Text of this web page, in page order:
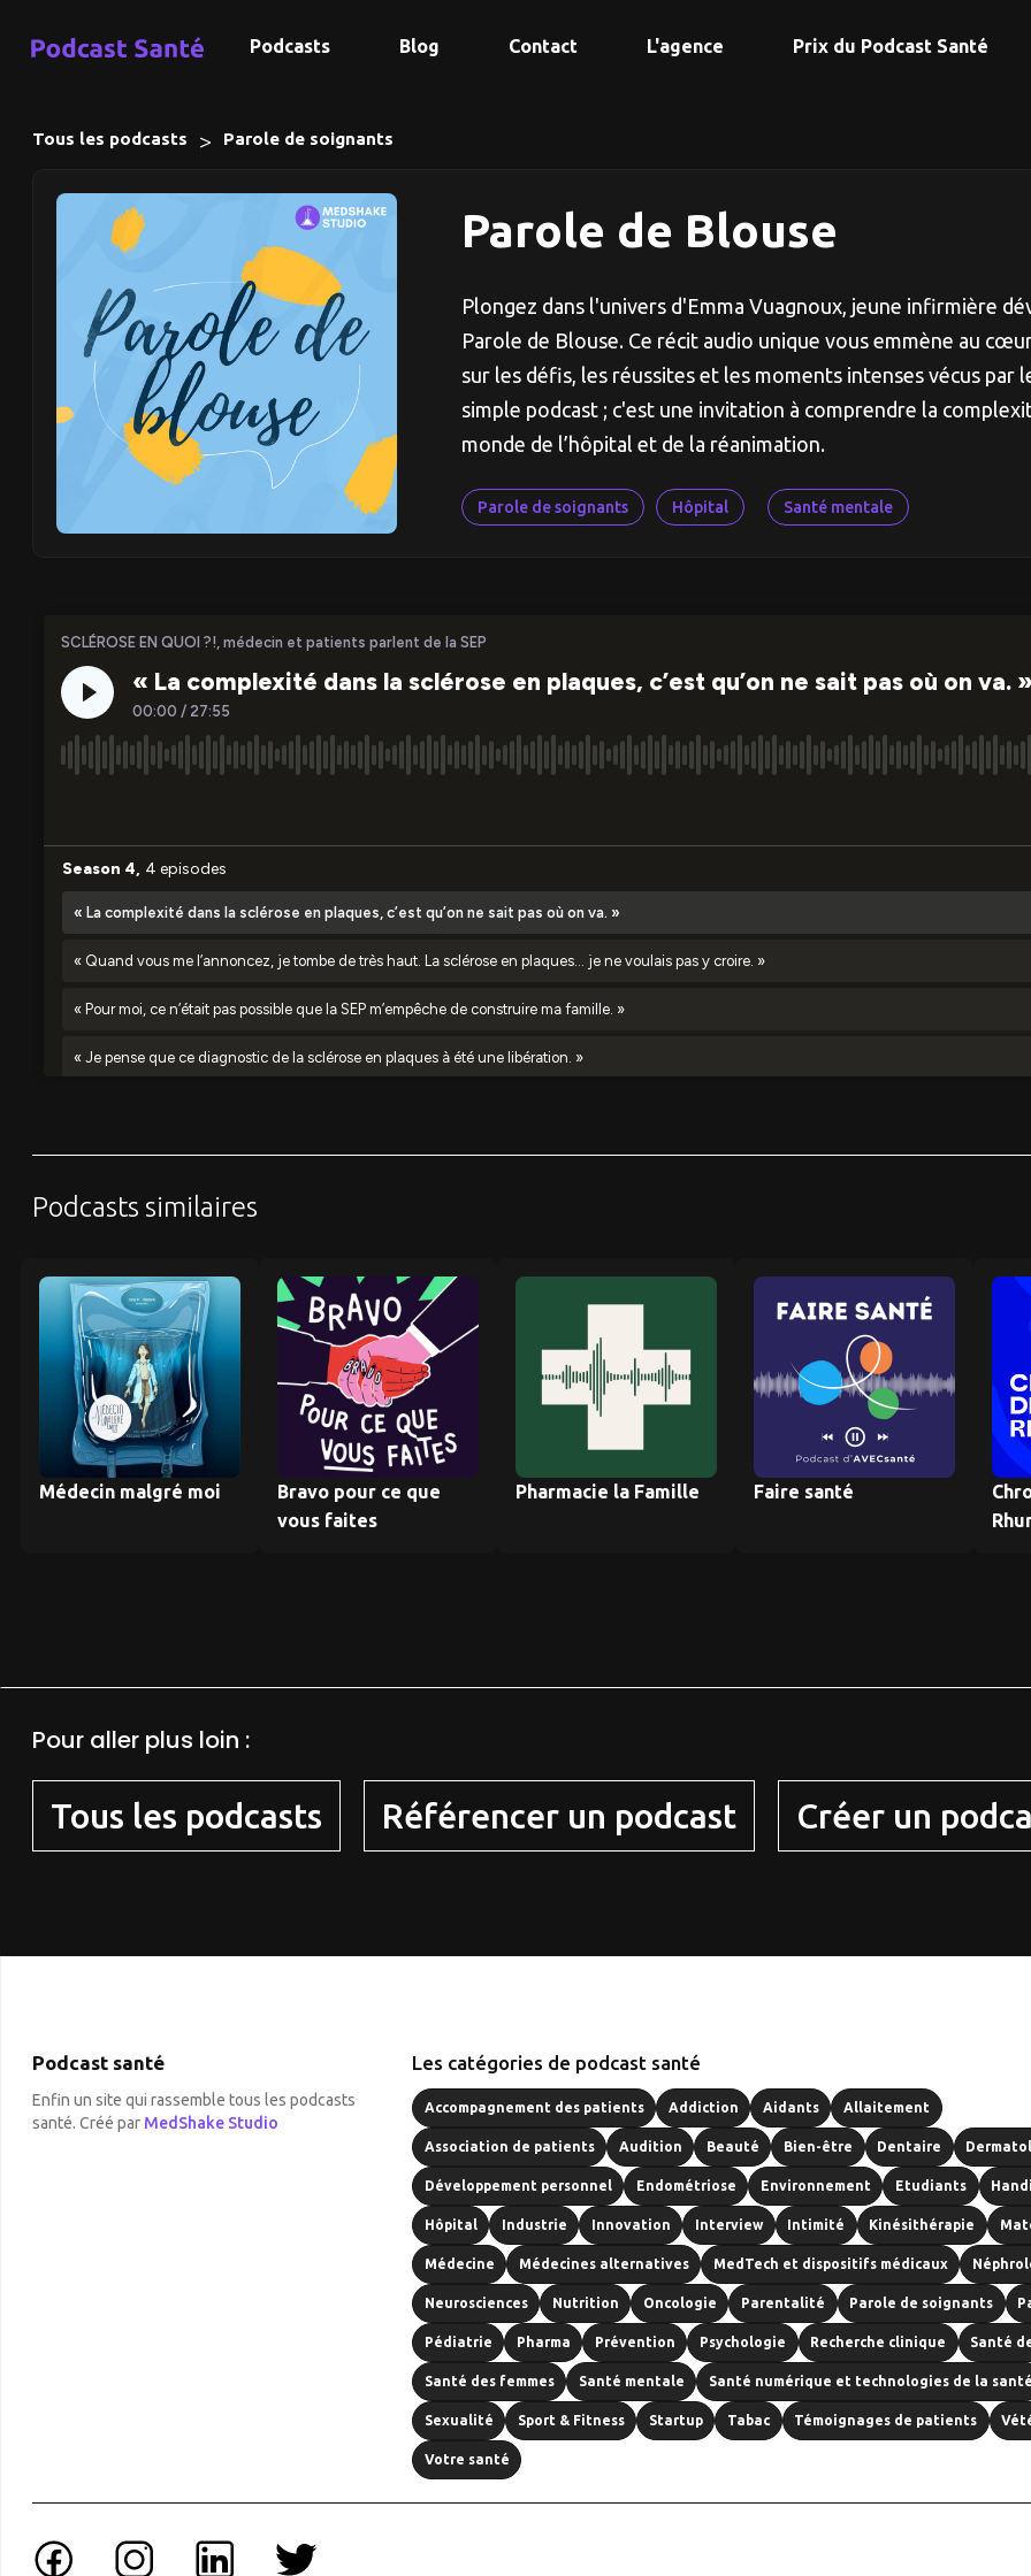
Podcasts Blog Contact L'agence Prix du Podcast Santé
Tous les podcasts > Parole de soignants
Parole de Blouse
Plongez dans l'univers d'Emma Vuagnoux, jeune infirmière
Parole de Blouse. Ce récit audio unique vous emmène au
sur les défis, les réussites et les moments intenses vécus par
simple podcast ; c'est une invitation à comprendre la
monde de l’hôpital et de la réanimation.
Parole de soignants Hôpital Santé mentale
Podcasts similaires
Médecin malgré moi
Bravo pour ce que
vous faites
Pharmacie la Famille Faire santé
Pour aller plus loin :
Tous les podcasts Référencer un podcast Créer un
Podcast santé
Enfin un site qui rassemble tous les podcasts
santé. Créé par MedShake Studio
Les catégories de podcast santé
Accompagnement des patients Addiction Aidants Allaitement
Association de patients Audition Beauté Bien-être Dentaire
Développement personnel Endométriose Environnement Etudiants
Hôpital Industrie Innovation Interview Intimité Kinésithérapie
Médecine Médecines alternatives MedTech et dispositifs médicaux
Neurosciences Nutrition Oncologie Parentalité Parole de soignants
Pédiatrie Pharma Prévention Psychologie Recherche clinique Santé
Santé des femmes Santé mentale Santé numérique et technologies de la
Sexualité Sport & Fitness Startup Tabac Témoignages de patients
Votre santé